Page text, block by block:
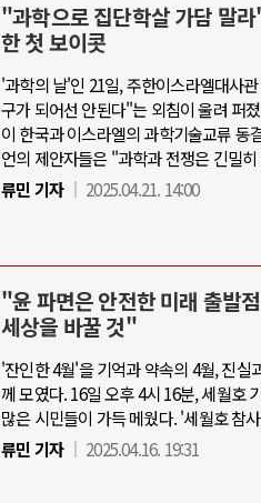
"과학으로 집단학살 가담 말
한 첫 보이콧
'과학의 날'인 21일, 주한이스라엘대사
구가 되어선 안된다"는 외침이 울려 퍼
이 한국과 이스라엘의 과학기술교류 동
언의 제안자들은 "과학과 전쟁은 긴밀
류민 기자
2025.04.21. 14:00
"윤 파면은 안전한 미래 출발
세상을 바꿀 것"
'잔인한 4월'을 기억과 약속의 4월, 진실
께 모였다. 16일 오후 4시 16분, 세월호
많은 시민들이 가득 메웠다. '세월호 참
류민 기자
2025.04.16. 19:31